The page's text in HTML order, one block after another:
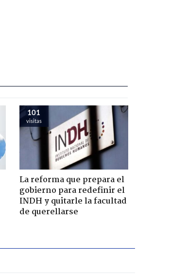
101
visitas
La reforma que prepara el
gobierno para redefinir el
INDH y quitarle la facultad
de querellarse